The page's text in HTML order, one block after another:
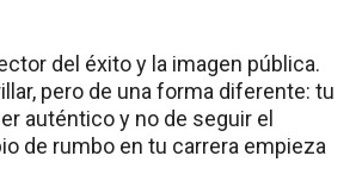
del éxito y la imagen pública.
pero de una forma diferente: tu
auténtico y no de seguir el
de rumbo en tu carrera empieza